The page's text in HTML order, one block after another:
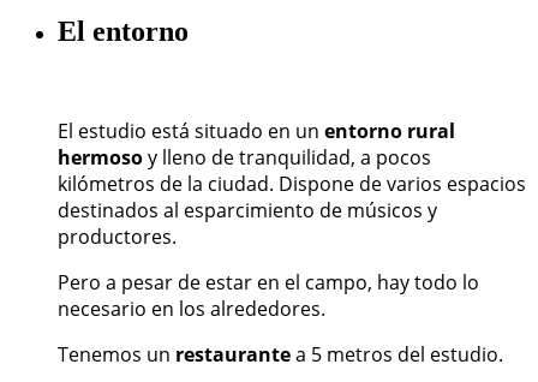
El entorno
El estudio está situado en un entorno rural
hermosoy lleno de tranquilidad, a pocos
kilómetros de la ciudad. Dispone de varios espacios
destinados al esparcimiento de músicos y
productores.
Pero a pesar de estar en el campo, hay todo lo
necesario en los alrededores.
Tenemos un restaurantea 5 metros del estudio.